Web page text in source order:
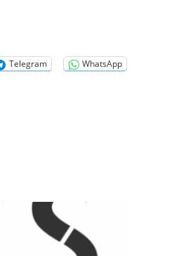
Telegram WhatsApp